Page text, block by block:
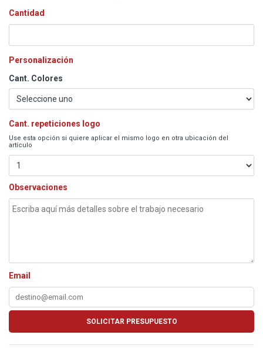
Cantidad
Personalización
Cant. Colores
Cant. repeticiones logo
Use esta opción si quiere aplicar el mismo logo en otra ubicación del
artículo
Observaciones
Email